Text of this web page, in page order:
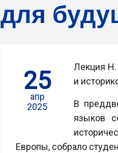
для
25
апр
2025
Лекция Н.
и
В
языков
Европы, собрало